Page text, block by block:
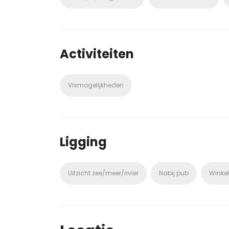
Activiteiten
Vismogelijkheden
Ligging
Uitzicht zee/meer/rivier Nabij pub